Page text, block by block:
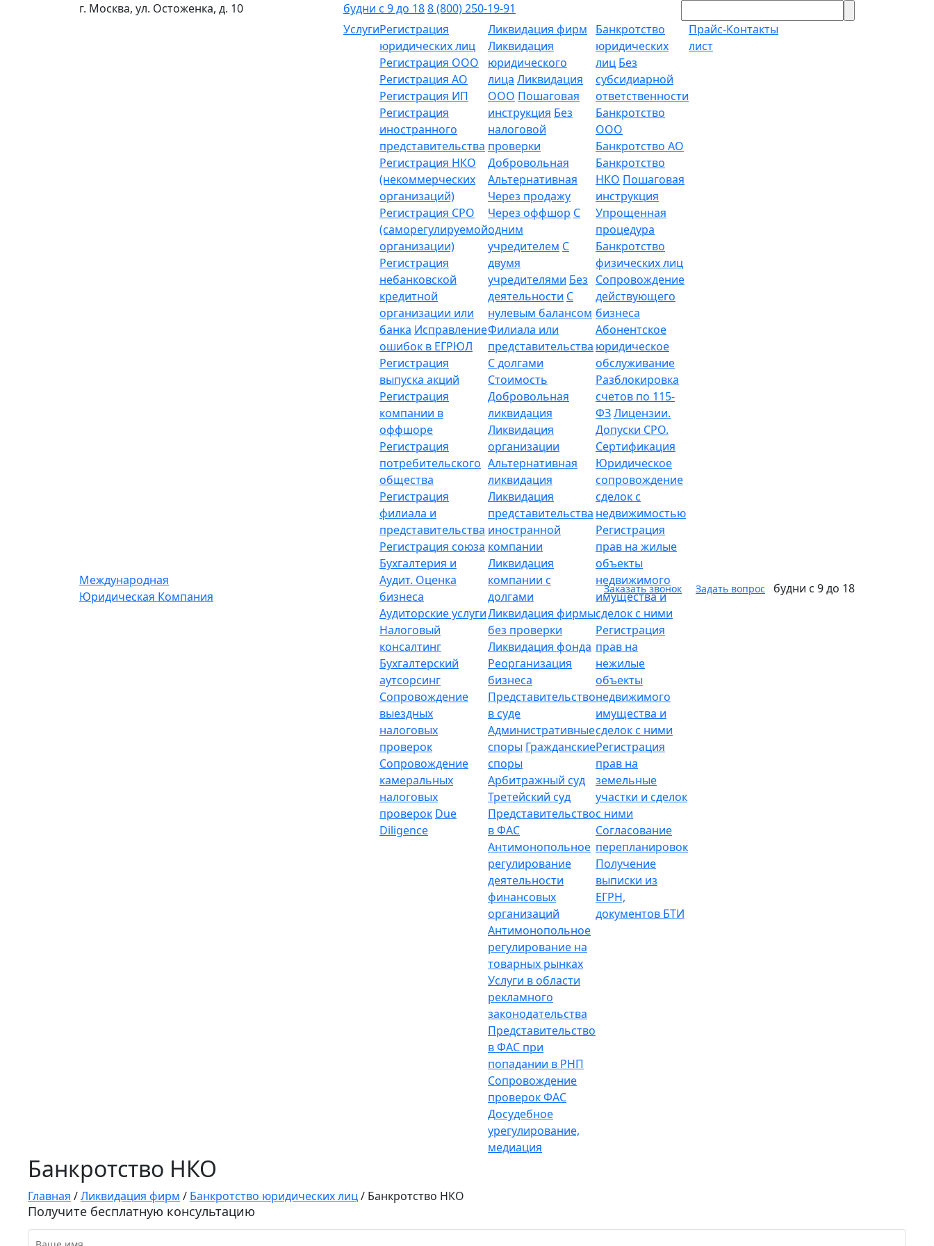
г. Москва, ул. Остоженка, д. 10 будни с 9 до 188 (800) 250-19-91
Международная
Юридическая Компания
УслугиРегистрация
юридических лиц
Регистрация ООО
Регистрация АО
Регистрация ИП
Регистрация
иностранного
представительства
Регистрация НКО
(некоммерческих
организаций)
Регистрация СРО
(саморегулируемой
организации)
Регистрация
небанковской
кредитной
организации или
банка Исправление
ошибок в ЕГРЮЛ
Регистрация
выпуска акций
Регистрация
компании в
оффшоре
Регистрация
потребительского
общества
Регистрация
филиала и
представительства
Регистрация союза
Бухгалтерия и
Аудит. Оценка
бизнеса
Аудиторские услуги
Налоговый
консалтинг
Бухгалтерский
аутсорсинг
Сопровождение
выездных
налоговых
проверок
Сопровождение
камеральных
налоговых
проверок Due
Diligence
Ликвидация фирм
Ликвидация
юридического
лица Ликвидация
ООО Пошаговая
инструкция Без
налоговой
проверки
Добровольная
Альтернативная
Через продажу
Через оффшор С
одним
учредителем С
двумя
учредителями Без
деятельности С
нулевым балансом
Филиала или
представительства
С долгами
Стоимость
Добровольная
ликвидация
Ликвидация
организации
Альтернативная
ликвидация
Ликвидация
представительства
иностранной
компании
Ликвидация
компании с
долгами
Ликвидация фирмы
без проверки
Ликвидация фонда
Реорганизация
бизнеса
Представительство
в суде
Административные
споры Гражданские
споры
Арбитражный суд
Третейский суд
Представительство
в ФАС
Антимонопольное
регулирование
деятельности
финансовых
организаций
Антимонопольное
регулирование на
товарных рынках
Услуги в области
рекламного
законодательства
Представительство
в ФАС при
попадании в РНП
Сопровождение
проверок ФАС
Досудебное
урегулирование,
медиация
Банкротство
юридических
лиц Без
субсидиарной
ответственности
Банкротство
ООО
Банкротство АО
Банкротство
НКО Пошаговая
инструкция
Упрощенная
процедура
Банкротство
физических лиц
Сопровождение
действующего
бизнеса
Абонентское
юридическое
обслуживание
Разблокировка
счетов по 115-
ФЗЛицензии.
Допуски СРО.
Сертификация
Юридическое
сопровождение
сделок с
недвижимостью
Регистрация
прав на жилые
объекты
недвижимого
имущества и
сделок с ними
Регистрация
прав на
нежилые
объекты
недвижимого
имущества и
сделок с ними
Регистрация
прав на
земельные
участки и сделок
с ними
Согласование
перепланировок
Получение
выписки из
ЕГРН,
документов БТИ
Прайс-
лист
Контакты
Заказать звонок Задать вопрос будни с 9 до 18
Банкротство НКО
Главная /Ликвидация фирм / Банкротство юридических лиц/ Банкротство НКО
Получите бесплатную консультацию